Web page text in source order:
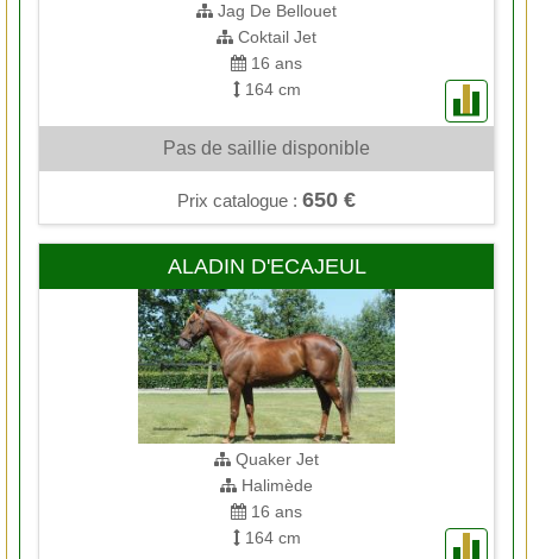
Jag De Bellouet
Coktail Jet
16 ans
164 cm
Pas de saillie disponible
Prix catalogue : 650 €
ALADIN D'ECAJEUL
Quaker Jet
Halimède
16 ans
164 cm